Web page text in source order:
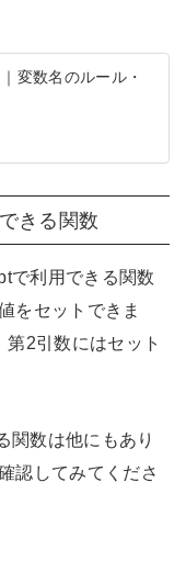
変数名のルール・
きる関数
で利用できる関数
をセットできま
2引数にはセット
関数は他にもあり
認してみてくださ